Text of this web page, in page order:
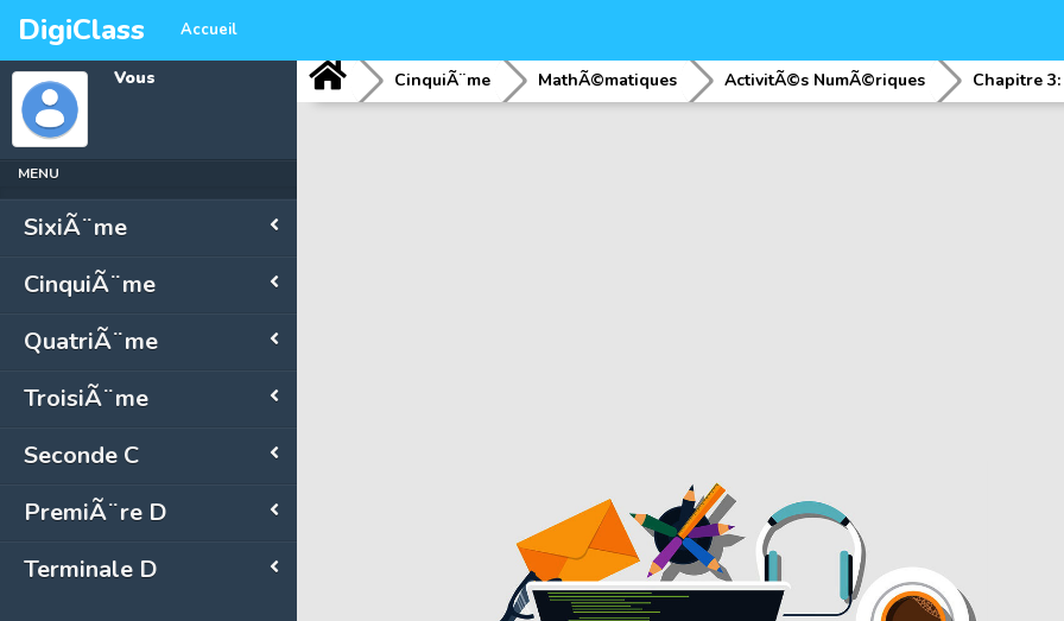
DigiClass Accueil
Vous
MENU
SixiÃ¨me
CinquiÃ¨me
QuatriÃ¨me
TroisiÃ¨me
Seconde C
PremiÃ¨re D
Terminale D
CinquiÃ¨me MathÃ©matiques ActivitÃ©s NumÃ©riques